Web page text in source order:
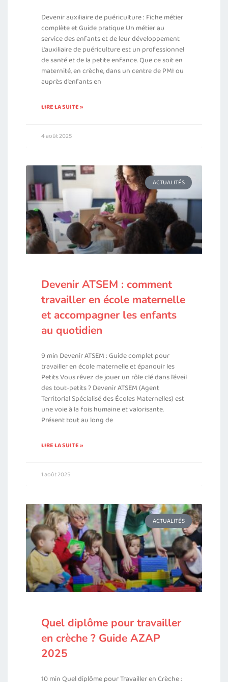
Devenir auxiliaire de puériculture : Fiche métier
complète et Guide pratique Un métier au
service des enfants et de leur développement
L’auxiliaire de puériculture est un professionnel
de santé et de la petite enfance. Que ce soit en
maternité, en crèche, dans un centre de PMI ou
auprès d’enfants en
LIRE LA SUITE »
4 août 2025
ACTUALITÉS
Devenir ATSEM : comment
travailler en école maternelle
et accompagner les enfants
au quotidien
9 min Devenir ATSEM : Guide complet pour
travailler en école maternelle et épanouir les
Petits Vous rêvez de jouer un rôle clé dans l’éveil
des tout-petits ? Devenir ATSEM (Agent
Territorial Spécialisé des Écoles Maternelles) est
une voie à la fois humaine et valorisante.
Présent tout au long de
LIRE LA SUITE »
1 août 2025
ACTUALITÉS
Quel diplôme pour travailler
en crèche ? Guide AZAP
2025
10 min Quel diplôme pour Travailler en Crèche :